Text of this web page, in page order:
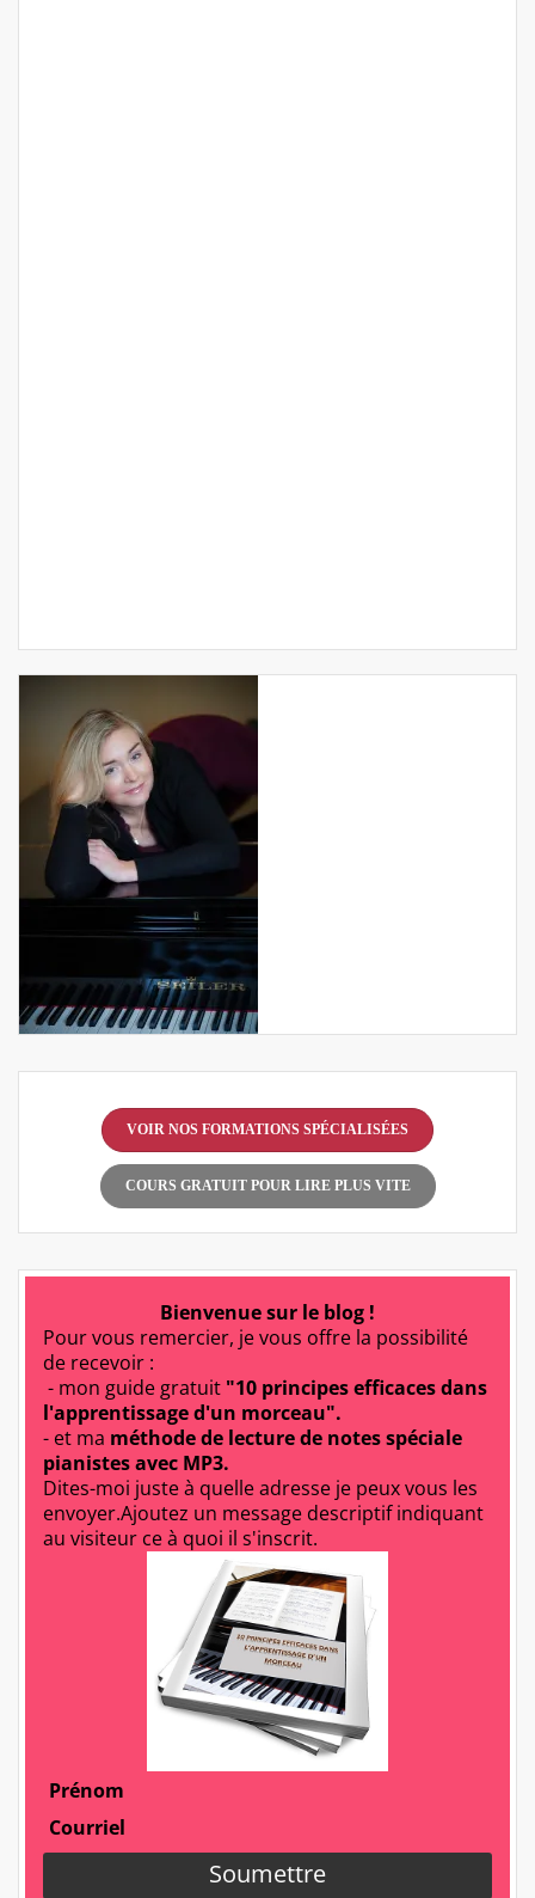
VOIR NOS FORMATIONS SPÉCIALISÉES
COURS GRATUIT POUR LIRE PLUS VITE